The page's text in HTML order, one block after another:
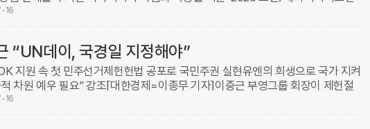
에서 중앙대학교 ‘VitaLoop’ 팀과 계명대학교 ‘JKJ’ 팀이 대상을 수상했다 ...
16
“UN데이, 국경일 지정해야”
지원 속 첫 민주선거제헌헌법 공포로 국민주권 실현유엔의 희생으로 국가 지켜
차원 예우 필요” 강조[대한경제=이종무 기자]이중근 부영그룹 회장이 제헌절
유엔데이(UN데이ㆍ10월24일)’ 국경일 지정을 제안했다. 당초 공휴일 지정을 제
16